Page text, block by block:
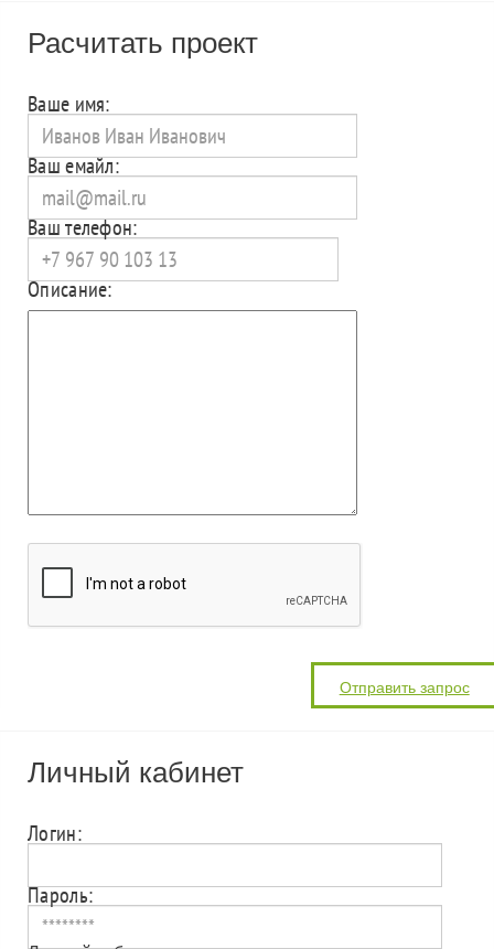
Расчитать проект
Ваше имя:
Ваш емайл:
Ваш телефон:
Описание:
Личный кабинет
Логин:
Пароль: